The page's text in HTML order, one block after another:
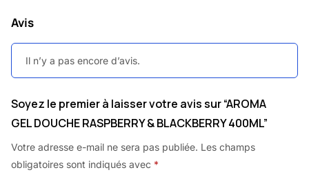
Avis
Il n’y a pas encore d’avis.
Soyez le premier à laisser votre avis sur “AROMA
GEL DOUCHE RASPBERRY & BLACKBERRY 400ML”
Votre adresse e-mail ne sera pas publiée. Les champs
obligatoires sont indiqués avec *